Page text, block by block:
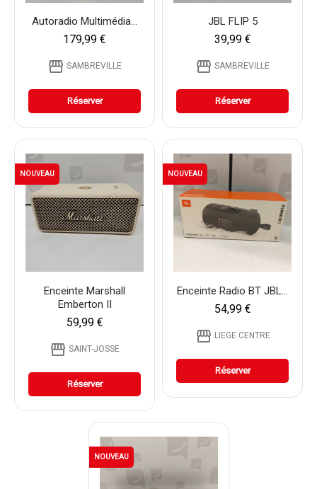
Autoradio Multimédia...
179,99 €
storefront SAMBREVILLE
Réserver
JBL FLIP 5
39,99 €
storefront SAMBREVILLE
Réserver
Enceinte Marshall
Emberton II
59,99 €
storefront SAINT-JOSSE
Réserver
NOUVEAU
Enceinte Radio BT JBL...
54,99 €
storefront LIEGE CENTRE
Réserver
NOUVEAU
NOUVEAU